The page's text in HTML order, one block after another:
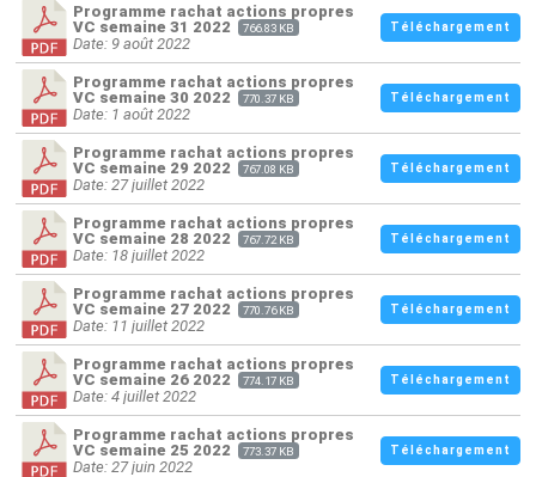
Programme rachat actions propres
VC semaine 31 2022 766.83 KB
Date: 9 août 2022
Téléchargement
Programme rachat actions propres
VC semaine 30 2022 770.37 KB
Date: 1 août 2022
Téléchargement
Programme rachat actions propres
VC semaine 29 2022 767.08 KB
Date: 27 juillet 2022
Téléchargement
Programme rachat actions propres
VC semaine 28 2022 767.72 KB
Date: 18 juillet 2022
Téléchargement
Programme rachat actions propres
VC semaine 27 2022 770.76 KB
Date: 11 juillet 2022
Téléchargement
Programme rachat actions propres
VC semaine 26 2022 774.17 KB
Date: 4 juillet 2022
Téléchargement
Programme rachat actions propres
VC semaine 25 2022 773.37 KB
Date: 27 juin 2022
Téléchargement